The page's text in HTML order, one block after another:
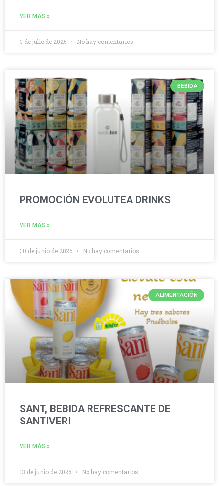
VER MÁS »
3 de julio de 2025 No hay comentarios
BEBIDA
PROMOCIÓN EVOLUTEA DRINKS
VER MÁS »
30 de junio de 2025 No hay comentarios
ALIMENTACIÓN
SANT, BEBIDA REFRESCANTE DE
SANTIVERI
VER MÁS »
13 de junio de 2025 No hay comentarios